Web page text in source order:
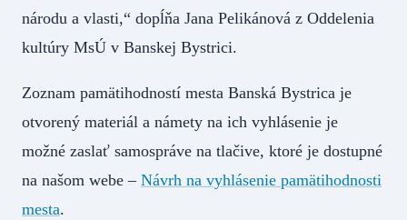
národu a vlasti,“ dopĺňa Jana Pelikánová z Oddelenia
kultúry MsÚ v Banskej Bystrici.
Zoznam pamätihodností mesta Banská Bystrica je
otvorený materiál a námety na ich vyhlásenie je
možné zaslať samospráve na tlačive, ktoré je dostupné
na našom webe – Návrh na vyhlásenie pamätihodnosti
mesta.